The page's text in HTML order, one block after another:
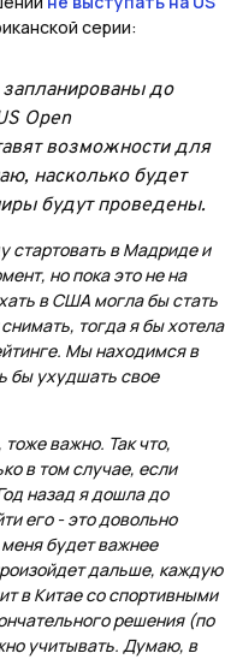
серии:
до
Open
возможности для
насколько будет
будут проведены.
стартовать в Мадриде и
но пока это не на
в США могла бы стать
тогда я бы хотела
Мы находимся в
бы ухудшать свое
важно. Так что,
в том случае, если
назад я дошла до
его - это довольно
будет важнее
дальше, каждую
в Китае со спортивными
решения (по
учитывать. Думаю, в